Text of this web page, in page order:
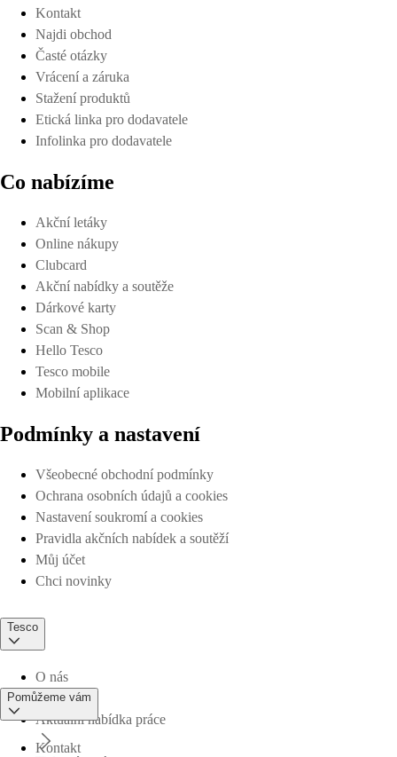
Kontakt
Najdi obchod
Časté otázky
Vrácení a záruka
Stažení produktů
Etická linka pro dodavatele
Infolinka pro dodavatele
Co nabízíme
Akční letáky
Online nákupy
Clubcard
Akční nabídky a soutěže
Dárkové karty
Scan & Shop
Hello Tesco
Tesco mobile
Mobilní aplikace
Podmínky a nastavení
Všeobecné obchodní podmínky
Ochrana osobních údajů a cookies
Nastavení soukromí a cookies
Pravidla akčních nabídek a soutěží
Můj účet
Chci novinky
Tesco
O nás
Aktuální nabídka práce
Pomůžeme vám
Kontakt